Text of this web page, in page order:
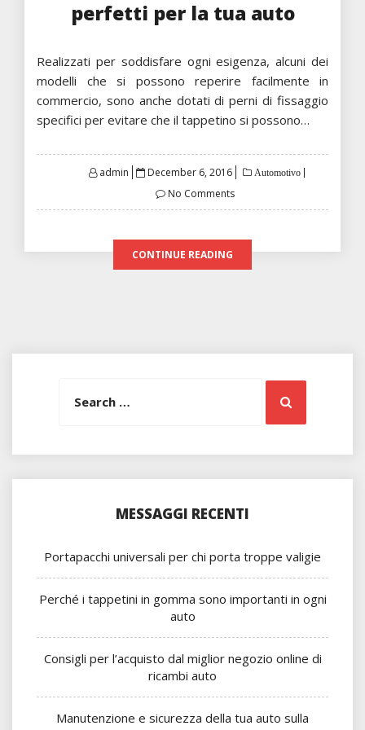
perfetti per la tua auto
Realizzati per soddisfare ogni esigenza, alcuni dei
modelli che si possono reperire facilmente in
commercio, sono anche dotati di perni di fissaggio
specifici per evitare che il tappetino si possono…
admin
Posted
December 6, 2016 Automotivo
No Comments
CONTINUE READING
Search
MESSAGGI RECENTI
Portapacchi universali per chi porta troppe valigie
Perché i tappetini in gomma sono importanti in ogni
auto
Consigli per l’acquisto dal miglior negozio online di
ricambi auto
Manutenzione e sicurezza della tua auto sulla